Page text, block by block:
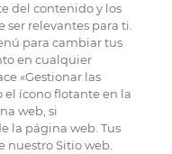
del contenido y los
relevantes para ti.
para cambiar tus
en cualquier
«Gestionar las
el ícono flotante en la
web, si
la página web. Tus
nuestro Sitio web.